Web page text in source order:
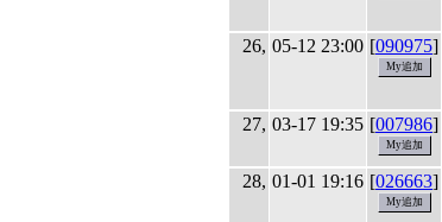
26, 05-12 23:00 [090975]
27, 03-17 19:35 [007986]
28, 01-01 19:16 [026663]